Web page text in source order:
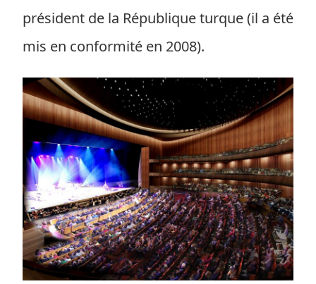
président de la République turque (il a été
mis en conformité en 2008).